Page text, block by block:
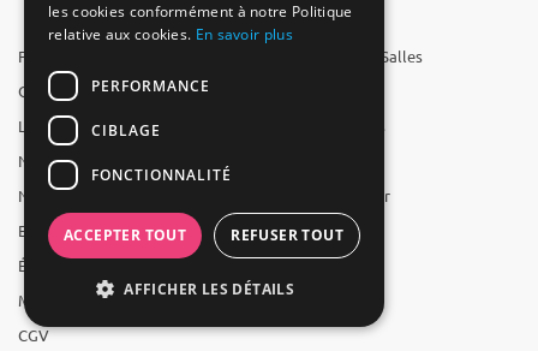
FAQ
Qui sommes-nous ?
L'équipe
Nous recrutons
Nos partenaires
Espace presse
Études
Mentions légales
CGV
Groupe 1001 Salles
1001 Traiteurs
Reserverunbar
MP2
les cookies conformément à notre Politique
relative aux cookies. En savoir plus
PERFORMANCE
CIBLAGE
FONCTIONNALITÉ
ACCEPTER TOUT REFUSER TOUT
AFFICHER LES DÉTAILS